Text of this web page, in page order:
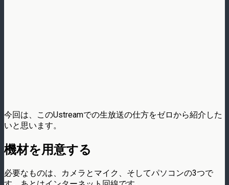
今回は、このUstreamでの生放送の仕方をゼロから紹介した
いと思います。
機材を用意する
必要なものは、カメラとマイク、そしてパソコンの3つで